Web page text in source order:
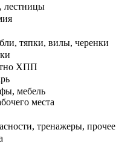
лестницы
тяпки, вилы, черенки
ХПП
мебель
места
тренажеры, прочее